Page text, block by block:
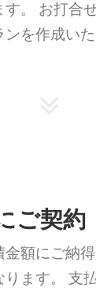
。
お打合
を作成いた
ご契約
金額にご納
ます。
支